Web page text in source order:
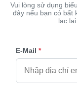
Vui lòng sử dụng
đây nếu bạn có bất
lạc
E-Mail *